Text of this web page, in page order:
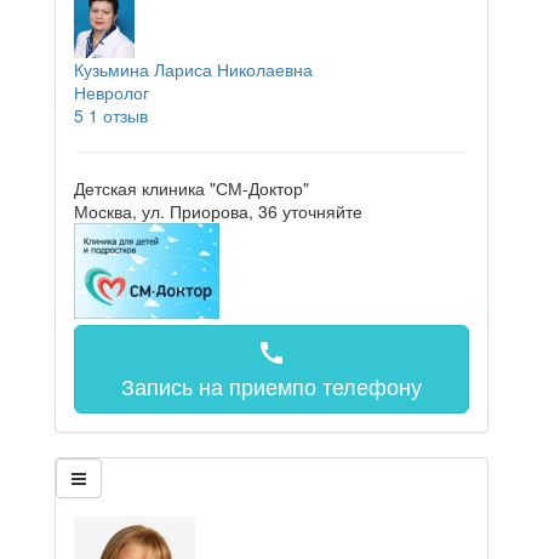
Кузьмина Лариса Николаевна
Невролог
5 1 отзыв
Детская клиника "СМ-Доктор"
Москва, ул. Приорова, 36 уточняйте
call
Запись на приемпо телефону